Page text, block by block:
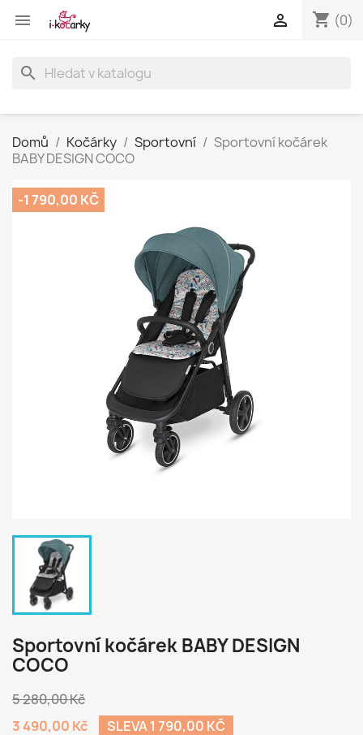
 shopping_cart (0)

search
Domů Kočárky Sportovní
Sportovní kočárek
BABY DESIGN COCO
-1 790,00 KČ
Sportovní kočárek BABY DESIGN
COCO
5 280,00 Kč
3 490,00 Kč
SLEVA 1 790,00 KČ